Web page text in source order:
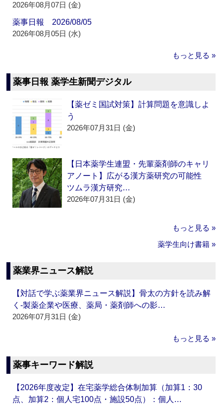
2026年08月07日 (金)
薬事日報 2026/08/05
2026年08月05日 (水)
もっと見る »
薬事日報 薬学生新聞デジタル
【薬ゼミ国試対策】計算問題を意識しよ
う
2026年07月31日 (金)
【日本薬学生連盟・先輩薬剤師のキャリ
アノート】広がる漢方薬研究の可能性
ツムラ漢方研究…
2026年07月31日 (金)
もっと見る »
薬学生向け書籍 »
薬業界ニュース解説
【対話で学ぶ薬業界ニュース解説】骨太の方針を読み解
く‐製薬企業や医療、薬局・薬剤師への影…
2026年07月31日 (金)
もっと見る »
薬事キーワード解説
【2026年度改定】在宅薬学総合体制加算（加算1：30
点、加算2：個人宅100点・施設50点）：個人…